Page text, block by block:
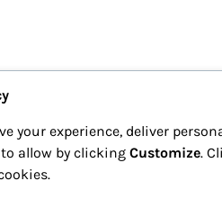
your experience, deliver
allow by clicking Customize.